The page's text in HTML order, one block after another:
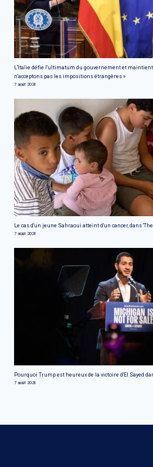
L'Italie défie l'ultimatum du gouvernement et
n'acceptons pas les impositions étrangères »
7 août 2026
Le cas d'un jeune Sahraoui atteint d'un cancer, dans
7 août 2026
Pourquoi Trump est heureux de la victoire d'El Sayed
7 août 2026